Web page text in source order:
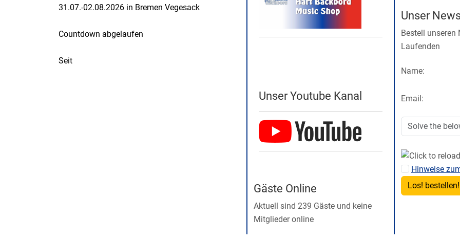
31.07.-02.08.2026 in Bremen Vegesack
Countdown abgelaufen
Seit
Unser Youtube Kanal
Gäste Online
Aktuell sind 239 Gäste und keine
Mitglieder online
Unser
Bestell unseren
Laufenden
Name:
Email:
Hinweise